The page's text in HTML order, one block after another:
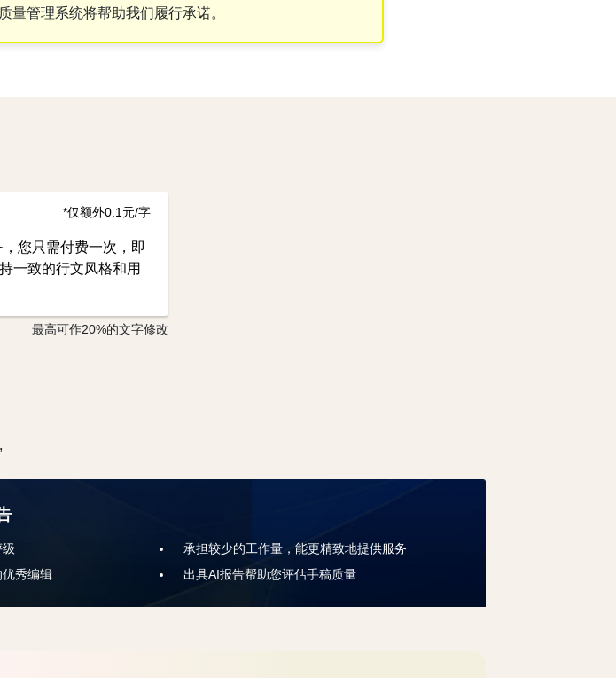
量管理系统将帮助我们履行承诺。
*仅额外0.1元/字
您只需付费一次，即
一致的行文风格和用
最高可作20%的文字修改
承担较少的工作量，能更精致地提供服务
秀编辑
出具AI报告帮助您评估手稿质量